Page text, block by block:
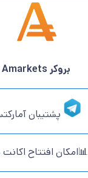
بروکر Amarkets
پشتیبان
📊امکان افتتاح